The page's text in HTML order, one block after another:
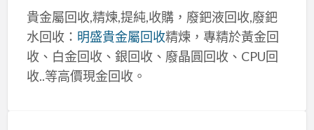
貴金屬回收,精煉,提純,收購，廢鈀液回收,廢鈀
水回收： 明盛貴金屬回收精煉，專精於黃金回
收、白金回收、銀回收、廢晶圓回收、CPU回
收..等高價現金回收。